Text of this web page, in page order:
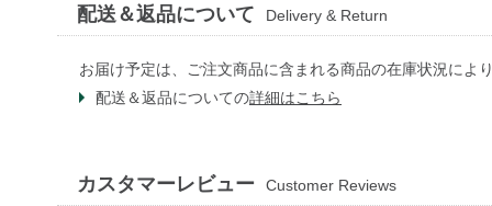
配送＆返品について Delivery & Return
お届け予定は、ご注文商品に含まれる商品の在庫状況により
配送＆返品についての詳細はこちら
カスタマーレビュー Customer Reviews